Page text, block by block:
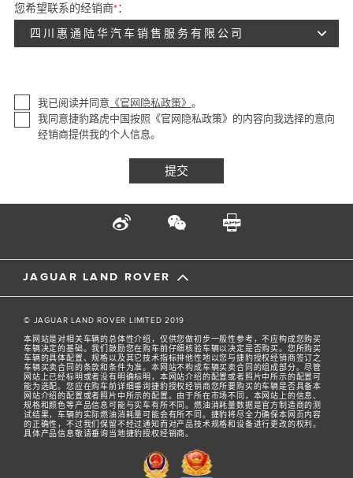
您希望联系的经销商*：
四川惠通陆华汽车销售服务有限公司
我已阅读并同意 《官网隐私政策》 。
我同意捷豹路虎中国按照《官网隐私政策》的内容向我选择的意向
经销商提供我的个人信息。
JAGUAR LAND ROVER
© JAGUAR LAND ROVER LIMITED 2019
本网站是对相关车辆的总体性介绍，仅供您做初步一般性参考，不应构成您购买
车辆决定的基础。我们鼓励您在购车前仔细核验车辆以决定是否购买。您所购买
车辆的具体配置、规格以及其它技术指标排他性地以您与捷豹授权经销商签订之
车辆买卖合同的条款和条件为准。本网站不构成车辆买卖合同的组成部分。尽管
网站上已经标明或者没有明确标明，本网站介绍的配置或者照片中所示的配置可
能为选配。您应在购车前详细垂询捷豹授权经销商您所要购买的车辆是否具备本
网站介绍的配置或者照片中所示的配置。由于所在市场不同，本网站上的信息、
规格和颜色等产品信息可能与实车有所不同。燃油消耗量数据是官方制造商的测
试结果，车辆的实际燃油消耗量可能会有所不同。捷豹将尽全力确保本网页内容
的正确性，不过我们保留不经过通知而对产品技术规格和设备进行更改的权利。
具体产品信息敬请垂询当地捷豹授权经销商。